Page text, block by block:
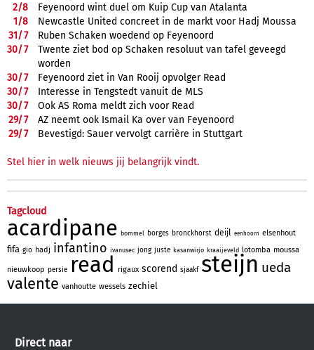
2/8
Feyenoord wint duel om Kuip Cup van Atalanta
1/8
Newcastle United concreet in de markt voor Hadj Moussa
31/7
Ruben Schaken woedend op Feyenoord
30/7
Twente ziet bod op Schaken resoluut van tafel geveegd
worden
30/7
Feyenoord ziet in Van Rooij opvolger Read
30/7
Interesse in Tengstedt vanuit de MLS
30/7
Ook AS Roma meldt zich voor Read
29/7
AZ neemt ook Ismail Ka over van Feyenoord
29/7 Bevestigd: Sauer vervolgt carrière in Stuttgart
Stel hier in welk nieuws jij belangrijk vindt.
Tagcloud
acardipane bommel borges bronckhorst deijl eenhoorn elsenhout
fifa gio hadj infantino ivanusec jong juste kasanwirjo kraaijeveld lotomba moussa
nieuwkoop persie read rigaux scorend sjaakf steijn ueda
valente vanhoutte wessels zechiel
Direct naar